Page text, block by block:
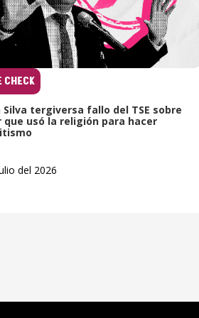
CHECK
Silva tergiversa fallo del TSE sobre
que usó la religión para hacer
del 2026